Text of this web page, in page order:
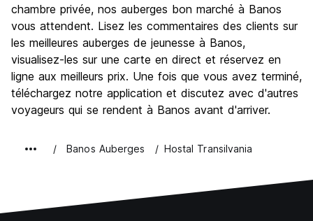
chambre privée, nos auberges bon marché à Banos
vous attendent. Lisez les commentaires des clients sur
les meilleures auberges de jeunesse à Banos,
visualisez-les sur une carte en direct et réservez en
ligne aux meilleurs prix. Une fois que vous avez terminé,
téléchargez notre application et discutez avec d'autres
voyageurs qui se rendent à Banos avant d'arriver.
Banos Auberges Hostal Transilvania